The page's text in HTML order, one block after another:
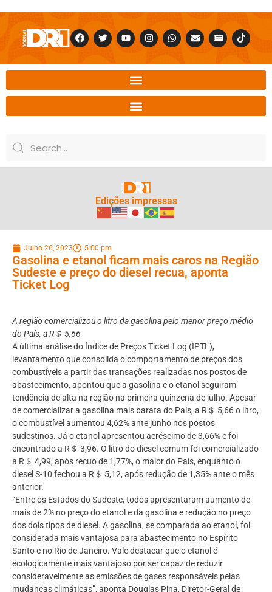
Edições impressas
Julho 26, 2023 5:00 pm
Gasolina e etanol ficam mais caros na Região
Sudeste e preço do diesel recua, aponta
Ticket Log
A região comercializou o litro da gasolina pelo menor preço médio
do País, a R＄ 5,66
A última análise do Índice de Preços Ticket Log (IPTL),
levantamento que consolida o comportamento de preços dos
combustíveis a partir das transações realizadas nos postos de
abastecimento, apontou que a gasolina e o etanol seguiram
tendência de alta na região na primeira quinzena de julho. Apesar
de comercializar a gasolina mais barata do País, a R＄ 5,66 o litro,
o combustível aumentou 4,62% ante junho nos postos
sudestinos. Já o etanol apresentou acréscimo de 3,66% e foi
encontrado a R＄ 3,96. O litro do diesel comum foi comercializado
a R＄ 4,99, após recuo de 1,77%, o maior do País, enquanto o
diesel S-10 fechou a R＄ 5,12, após redução de 1,35% ante o mês
anterior.
“Entre os Estados do Sudeste, todos apresentaram aumento de
mais de 2% no preço do etanol e da gasolina e redução no preço
dos dois tipos de diesel. A gasolina, se comparada ao etanol, foi
considerada mais vantajosa para abastecimento no Espírito
Santo e no Rio de Janeiro. Vale destacar que o etanol é
ecologicamente mais vantajoso por ser capaz de reduzir
consideravelmente as emissões de gases responsáveis pelas
mudanças climáticas”, aponta Douglas Pina, Diretor-Geral de